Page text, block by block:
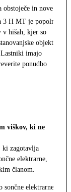
obstoječe in nove
H MT je popolna
v hišah, kjer so
objekte.
imajo
ponudbo
viškov, ki ne
ki zagotavlja
elektrarne,
članom.
elektrarne,